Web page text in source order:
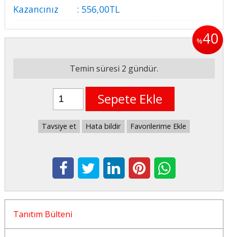
Kazancınız
: 556,00TL
%40
Temin süresi 2 gündür.
Sepete Ekle
Tavsiye et Hata bildir Favorilerime Ekle
Tanıtım Bülteni